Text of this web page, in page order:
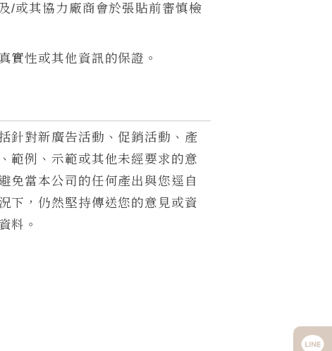
/或其協力廠商會於張貼前審慎檢
實性或其他資訊的保證。
針對新廣告活動、促銷活動、產
範例、示範或其他未經要求的意
免當本公司的任何產出與您逕自
下，仍然堅持傳送您的意見或資
料。